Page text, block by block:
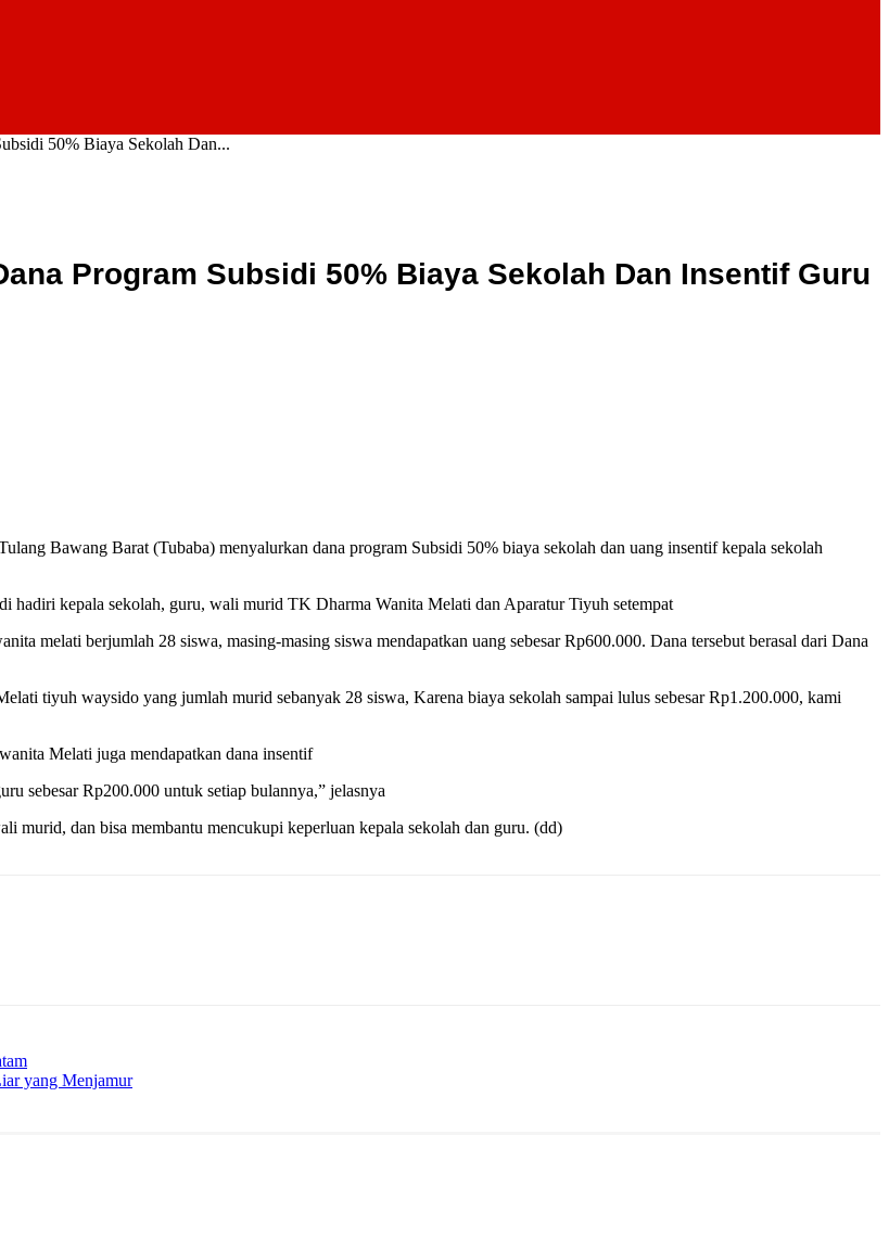
50% Biaya Sekolah Dan...
Program Subsidi 50% Biaya Sekolah Dan Insentif Guru
Bawang Barat (Tubaba) menyalurkan dana program Subsidi 50% biaya sekolah dan uang insentif kepala sekolah
hadiri kepala sekolah, guru, wali murid TK Dharma Wanita Melati dan Aparatur Tiyuh setempat
melati berjumlah 28 siswa, masing-masing siswa mendapatkan uang sebesar Rp600.000. Dana tersebut berasal dari Dana
tiyuh waysido yang jumlah murid sebanyak 28 siswa, Karena biaya sekolah sampai lulus sebesar Rp1.200.000, kami
Melati juga mendapatkan dana insentif
sebesar Rp200.000 untuk setiap bulannya,” jelasnya
murid, dan bisa membantu mencukupi keperluan kepala sekolah dan guru. (dd)
yang Menjamur